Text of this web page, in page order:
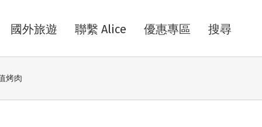
國外旅遊 聯繫 Alice 優惠專區 搜尋
烤肉